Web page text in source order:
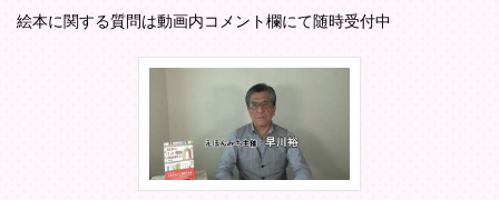
絵本に関する質問は動画内コメント欄にて随時受付中